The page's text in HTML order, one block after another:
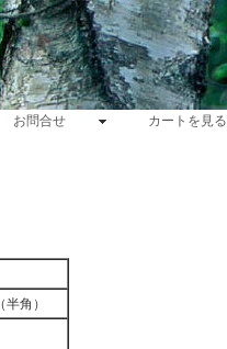
お問合せ
カートを見る
（半角）